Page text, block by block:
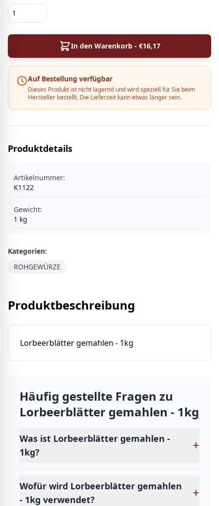
In den Warenkorb - €16,17
Auf Bestellung verfügbar
Dieses Produkt ist nicht lagernd und wird speziell für Sie beim
Hersteller bestellt. Die Lieferzeit kann etwas länger sein.
Produktdetails
Artikelnummer:
K1122
Gewicht:
1 kg
Kategorien:
ROHGEWÜRZE
Produktbeschreibung
Lorbeerblätter gemahlen - 1kg
Häufig gestellte Fragen zu
Lorbeerblätter gemahlen - 1kg
Was ist Lorbeerblätter gemahlen -
1kg?
+
Wofür wird Lorbeerblätter gemahlen
- 1kg verwendet?
+